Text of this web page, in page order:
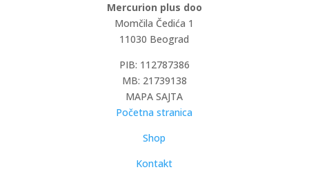
Mercurion plus doo
Momčila Čedića 1
11030 Beograd
PIB: 112787386
MB: 21739138
MAPA SAJTA
Početna stranica
Shop
Kontakt